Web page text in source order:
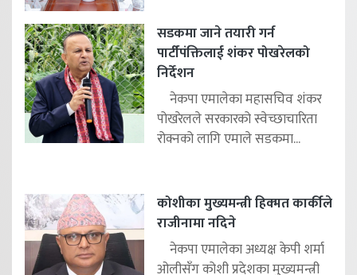
सडकमा जाने तयारी गर्न
पार्टीपंक्तिलाई शंकर पोखरेलको
निर्देशन
नेकपा एमालेका महासचिव शंकर
पोखरेलले सरकारको स्वेच्छाचारिता
रोक्नको लागि एमाले सडकमा...
कोशीका मुख्यमन्त्री हिक्मत कार्कीले
राजीनामा नदिने
नेकपा एमालेका अध्यक्ष केपी शर्मा
ओलीसँग कोशी प्रदेशका मुख्यमन्त्री